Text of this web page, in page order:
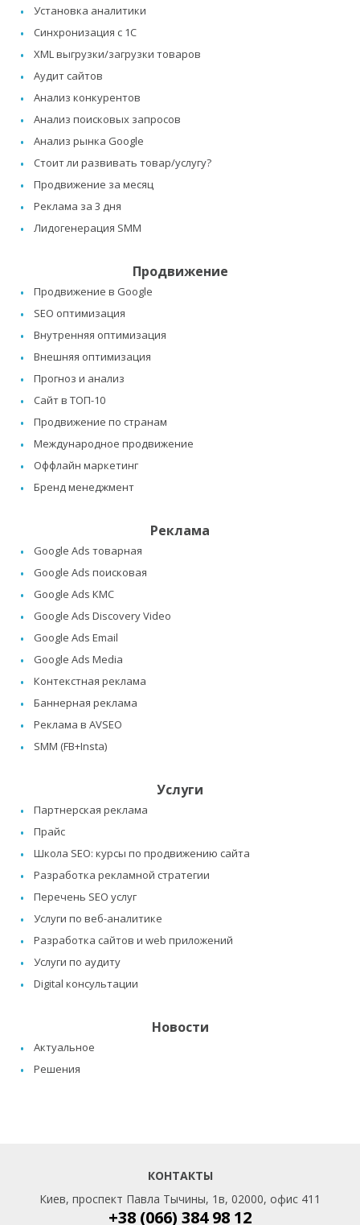
Установка аналитики
Синхронизация с 1C
XML выгрузки/загрузки товаров
Аудит сайтов
Анализ конкурентов
Анализ поисковых запросов
Анализ рынка Google
Стоит ли развивать товар/услугу?
Продвижение за месяц
Реклама за 3 дня
Лидогенерация SMM
Продвижение
Продвижение в Google
SEO оптимизация
Внутренняя оптимизация
Внешняя оптимизация
Прогноз и анализ
Сайт в ТОП-10
Продвижение по странам
Международное продвижение
Оффлайн маркетинг
Бренд менеджмент
Реклама
Google Ads товарная
Google Ads поисковая
Google Ads КМС
Google Ads Discovery Video
Google Ads Email
Google Ads Media
Контекстная реклама
Баннерная реклама
Реклама в AVSEO
SMM (FB+Insta)
Услуги
Партнерская реклама
Прайс
Школа SEO: курсы по продвижению сайта
Разработка рекламной стратегии
Перечень SEO услуг
Услуги по веб-аналитике
Разработка сайтов и web приложений
Услуги по аудиту
Digital консультации
Новости
Актуальное
Решения
КОНТАКТЫ
Киев, проспект Павла Тычины, 1в, 02000, офис 411
+38 (066) 384 98 12